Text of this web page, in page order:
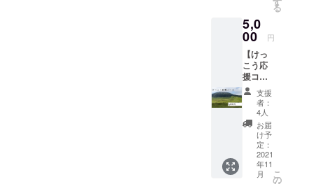
認をさ
せてい
ますの
で、
メール
は削除
しない
ように
お願い
いたし
ます。
い、そ
の人の
すごい
と思う
とこ、
支援に
対して
だけで
はな
く、こ
れまで
も含め
た感謝
など、
もらっ
る
5,0
00 円
【けっ
こう応
援コー
ス】 以
下のリ
ターン
をお届
けしま
す！ ・
心を込
めた
Thanks
支援
者：
4人
お届
け予
定：
2021
年11
月
こ
の